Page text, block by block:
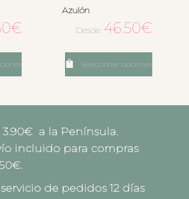
€
Azulón
Desde: 46.50€
Seleccionar opciones
3.90€ a la Península.
para compras
de pedidos 12 días